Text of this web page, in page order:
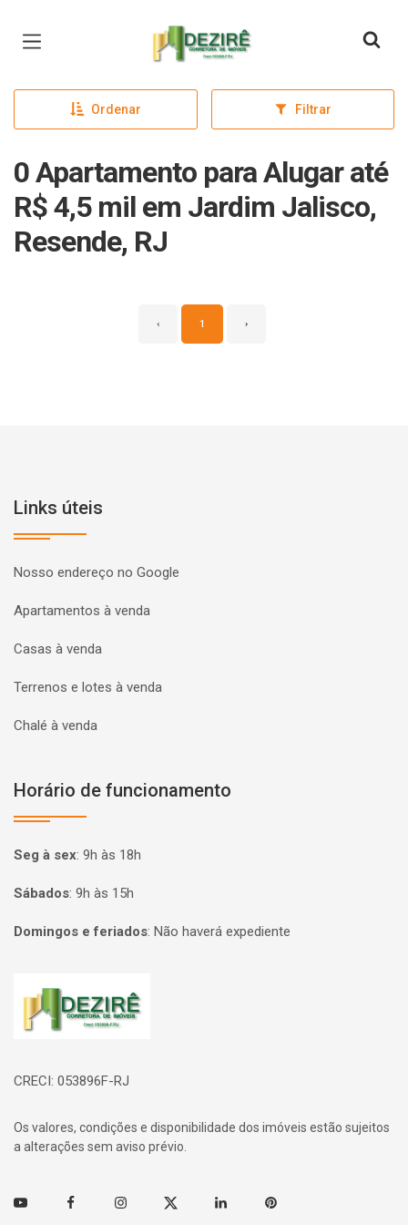
Página inicial
Ordenar Filtrar
0 Apartamento para Alugar até
R$ 4,5 mil em Jardim Jalisco,
Resende, RJ
‹ 1 ›
Links úteis
Nosso endereço no Google
Apartamentos à venda
Casas à venda
Terrenos e lotes à venda
Chalé à venda
Horário de funcionamento
Seg à sex: 9h às 18h
Sábados: 9h às 15h
Domingos e feriados: Não haverá expediente
Página inicial
CRECI: 053896F-RJ
Os valores, condições e disponibilidade dos imóveis estão sujeitos
a alterações sem aviso prévio.
Youtube FacebookInstagramTwitter Linkedin Pinterest